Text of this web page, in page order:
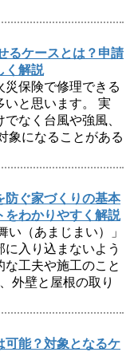
るケースとは？申請
く解説
災保険で修理できる
いと思います。 実
なく台風や強風、
象になることがある
防ぐ家づくりの基本
をわかりやすく解説
い（あまじまい）」
入り込まないよう
工夫や施工のこと
外壁と屋根の取り
可能？対象となるケ